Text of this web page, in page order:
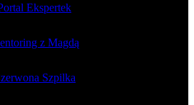
Ekspertek
z Magdą
Szpilka